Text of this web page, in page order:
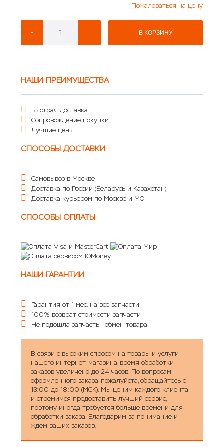
Пожаловаться на цену
- + В КОРЗИНУ
НАШИ ПРЕИМУЩЕСТВА
Быстрая доставка
Сопровождение покупки
Лучшие цены
СПОСОБЫ ДОСТАВКИ
Самовывоз в Москве
Доставка по России (Беларусь и Казахстан)
Доставка курьером по Москве и МО
СПОСОБЫ ОПЛАТЫ
НАШИ ГАРАНТИИ
Гарантия от 1 мес. на все запчасти
100% возврат стоимости запчасти
Не подошла запчасть - обмен товара
В связи с высоким спросом на товары и услуги
нашего интернет-магазина, время обработки
заказов увеличено до 24 часов. По вопросам
оформленного заказа, пожалуйста, обращайтесь с
13:00 до 18:00 (МСК). Мы ценим каждого клиента
и стремимся предоставить лучший сервис,
поэтому иногда требуется больше времени для
обработки заказа. Благодарим за понимание и
ждем ваших заказов!